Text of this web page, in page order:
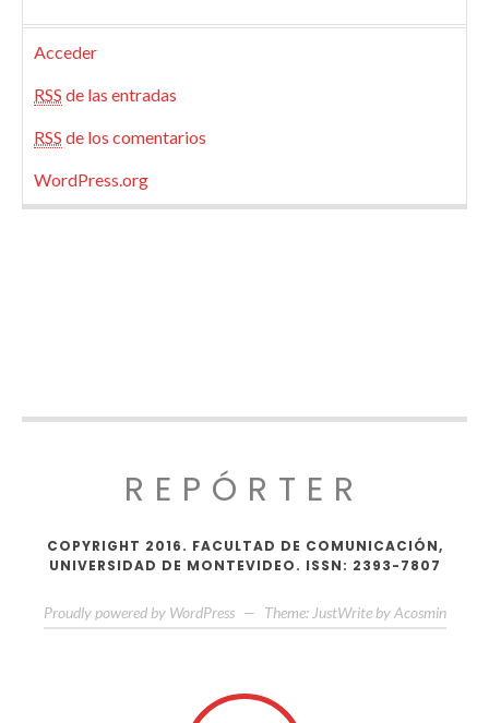
Acceder
RSS de las entradas
RSS de los comentarios
WordPress.org
REPÓRTER
COPYRIGHT 2016. FACULTAD DE COMUNICACIÓN,
UNIVERSIDAD DE MONTEVIDEO. ISSN: 2393-7807
Proudly powered by WordPress — Theme: JustWrite by Acosmin